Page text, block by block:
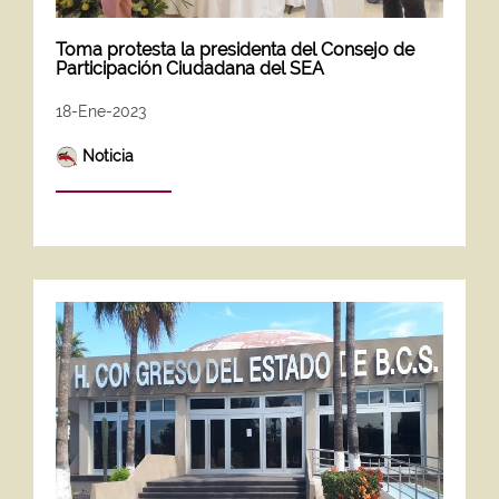
Toma protesta la presidenta del Consejo de
Participación Ciudadana del SEA
18-Ene-2023
Noticia